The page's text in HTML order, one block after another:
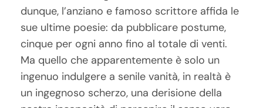
dunque, l’anziano e famoso scrittore affida le
sue ultime poesie: da pubblicare postume,
cinque per ogni anno fino al totale di venti.
Ma quello che apparentemente è solo un
ingenuo indulgere a senile vanità, in realtà è
un ingegnoso scherzo, una derisione della